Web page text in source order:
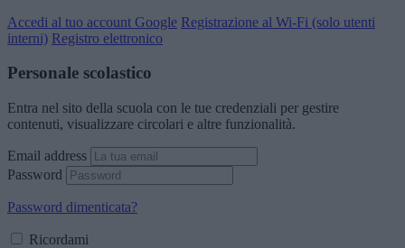
Accedi al tuo account Google Registrazione al Wi-Fi (solo utenti
interni) Registro elettronico
Personale scolastico
Entra nel sito della scuola con le tue credenziali per gestire
contenuti, visualizzare circolari e altre funzionalità.
Email address
Password
Password dimenticata?
Ricordami